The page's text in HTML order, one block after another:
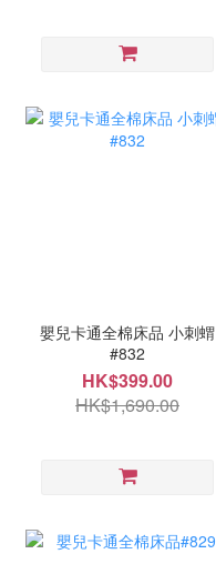
嬰兒卡通全棉床品 小刺蝟
#832
HK$399.00
HK$1,690.00